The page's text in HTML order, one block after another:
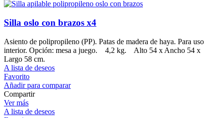
Silla oslo con brazos x4
Asiento de polipropileno (PP). Patas de madera de haya. Para uso
interior. Opción: mesa a juego. 4,2 kg. Alto 54 x Ancho 54 x
Largo 58 cm.
A lista de deseos
Favorito
Añadir para comparar
Compartir
Ver más
A lista de deseos